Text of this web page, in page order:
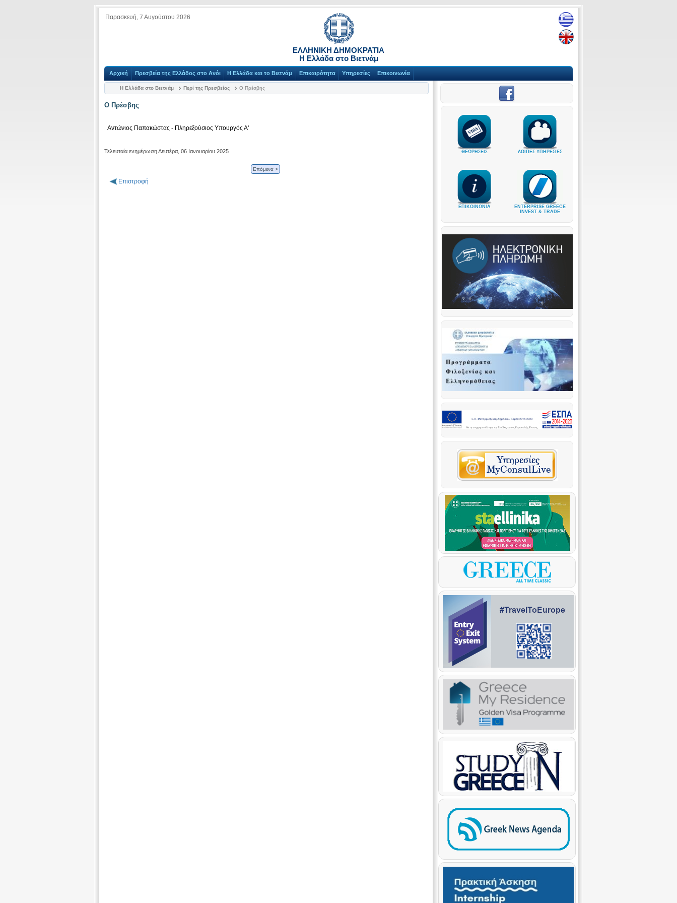
Παρασκευή, 7 Αυγούστου 2026
ΕΛΛΗΝΙΚΗ ΔΗΜΟΚΡΑΤΙΑ
Η Ελλάδα στο Βιετνάμ
Αρχική Πρεσβεία της Ελλάδος στο Ανόι Η Ελλάδα και το Βιετνάμ Επικαιρότητα Υπηρεσίες Επικοινωνία
Η Ελλάδα στο Βιετνάμ Περί της Πρεσβείας Ο Πρέσβης
Ο Πρέσβης
Αντώνιος Παπακώστας - Πληρεξούσιος Υπουργός Α'
Τελευταία ενημέρωση Δευτέρα, 06 Ιανουαρίου 2025
Επόμενα >
Επιστροφή
ΘΕΩΡΗΣΕΙΣ ΛΟΙΠΕΣ ΥΠΗΡΕΣΙΕΣ
ΕΠΙΚΟΙΝΩΝΙΑ
ENTERPRISE GREECE
INVEST & TRADE